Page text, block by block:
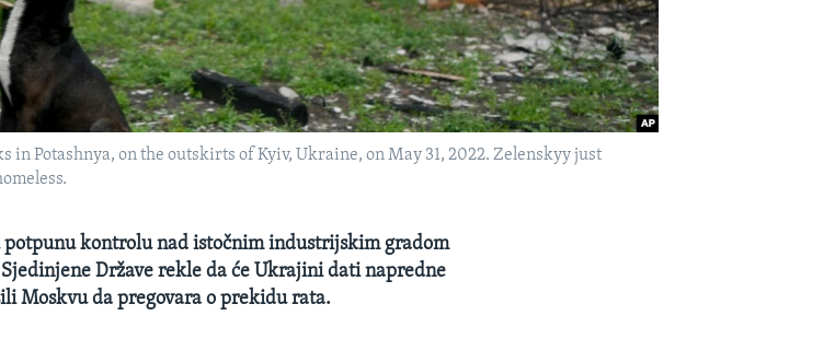
in Potashnya, on the outskirts of Kyiv, Ukraine, on May 31, 2022. Zelenskyy just
potpunu kontrolu nad istočnim industrijskim gradom
Države rekle da će Ukrajini dati napredne
Moskvu da pregovara o prekidu rata.